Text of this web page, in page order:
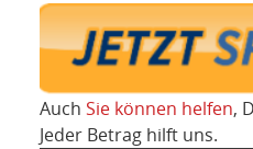
Auch Sie können helfen,
Jeder Betrag hilft uns.